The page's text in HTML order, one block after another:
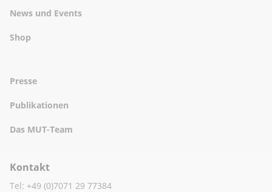
News und Events
Shop
Presse
Publikationen
Das MUT-Team
Kontakt
Tel: +49 (0)7071 29 77384